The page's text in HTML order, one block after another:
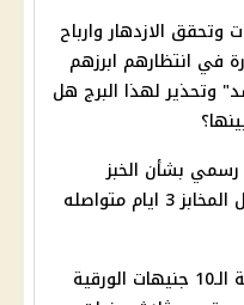
وتحقق الازدهار وارباح
في انتظارهم ابرزهم
وتحذير لهذا البرج هل
رسمي بشأن الخبز
المدعم بعد تعطيل المخابز 3 ايام متواصله
حقيقة إعادة طباعة الـ10 جنيهات الورقية